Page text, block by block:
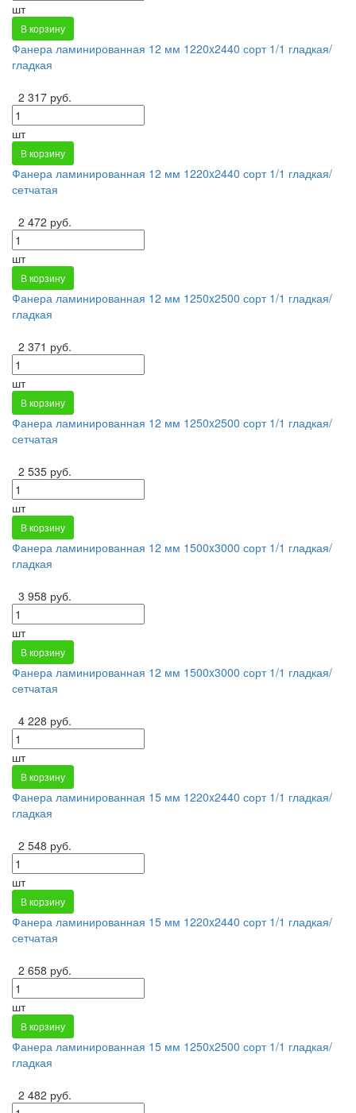
шт
В корзину
Фанера ламинированная 12 мм 1220x2440 сорт 1/1 гладкая/
гладкая
2 317 руб.
шт
В корзину
Фанера ламинированная 12 мм 1220x2440 сорт 1/1 гладкая/
сетчатая
2 472 руб.
шт
В корзину
Фанера ламинированная 12 мм 1250x2500 сорт 1/1 гладкая/
гладкая
2 371 руб.
шт
В корзину
Фанера ламинированная 12 мм 1250x2500 сорт 1/1 гладкая/
сетчатая
2 535 руб.
шт
В корзину
Фанера ламинированная 12 мм 1500x3000 сорт 1/1 гладкая/
гладкая
3 958 руб.
шт
В корзину
Фанера ламинированная 12 мм 1500x3000 сорт 1/1 гладкая/
сетчатая
4 228 руб.
шт
В корзину
Фанера ламинированная 15 мм 1220x2440 сорт 1/1 гладкая/
гладкая
2 548 руб.
шт
В корзину
Фанера ламинированная 15 мм 1220x2440 сорт 1/1 гладкая/
сетчатая
2 658 руб.
шт
В корзину
Фанера ламинированная 15 мм 1250x2500 сорт 1/1 гладкая/
гладкая
2 482 руб.